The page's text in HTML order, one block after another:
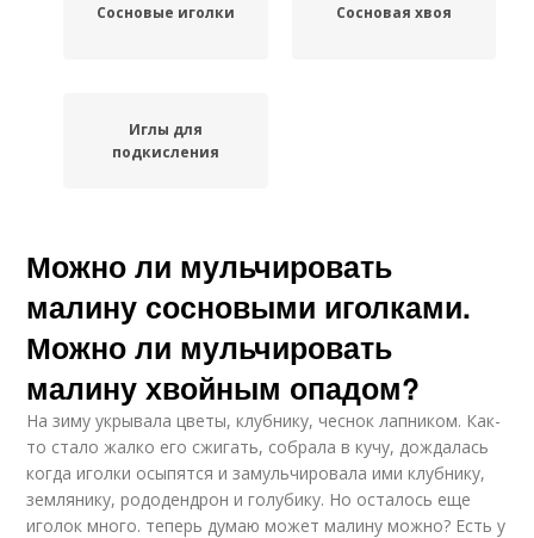
Сосновые иголки Сосновая хвоя
Иглы для
подкисления
Можно ли мульчировать
малину сосновыми иголками.
Можно ли мульчировать
малину хвойным опадом?
На зиму укрывала цветы, клубнику, чеснок лапником. Как-
то стало жалко его сжигать, собрала в кучу, дождалась
когда иголки осыпятся и замульчировала ими клубнику,
землянику, рододендрон и голубику. Но осталось еще
иголок много. теперь думаю может малину можно? Есть у